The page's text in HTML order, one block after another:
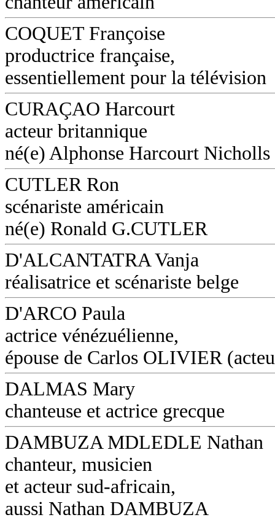
COQUET Françoise
productrice française,
essentiellement pour la télévision
CURAÇAO Harcourt
acteur britannique
né(e) Alphonse Harcourt Nicholls
CUTLER Ron
scénariste américain
né(e) Ronald G.CUTLER
D'ALCANTATRA Vanja
réalisatrice et scénariste belge
D'ARCO Paula
actrice vénézuélienne,
épouse de Carlos OLIVIER
DALMAS Mary
chanteuse et actrice grecque
DAMBUZA MDLEDLE Nathan
chanteur, musicien
et acteur sud-africain,
aussi Nathan DAMBUZA